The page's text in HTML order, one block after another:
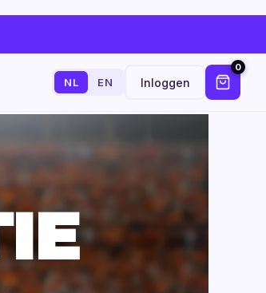
NL EN Inloggen
0